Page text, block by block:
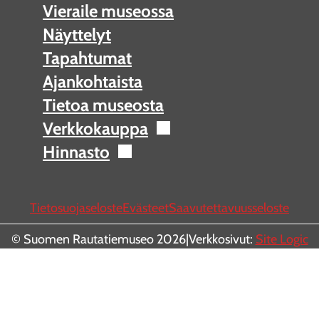
Vieraile museossa
Näyttelyt
Tapahtumat
Ajankohtaista
Tietoa museosta
Verkkokauppa
Hinnasto
TietosuojaselosteEvästeetSaavutettavuusseloste
© Suomen Rautatiemuseo 2026|Verkkosivut: Site Logic